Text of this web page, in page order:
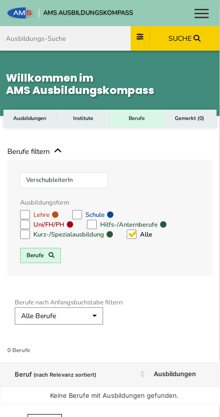
AMS AUSBILDUNGSKOMPASS
SUCHE
Willkommen im
AMS Ausbildungskompass
Ausbildungen Institute Berufe Gemerkt (0)
Berufe filtern
Beruf
Ausbildungsform
Lehre
Schule
Uni/FH/PH
Hilfs-/Anlernberufe
Kurz-/Spezialausbildung
Alle
Berufe
Berufe nach Anfangsbuchstabe filtern:
Alle Berufe
0 Berufe
Beruf (nach Relevanz sortiert) Ausbildungen
Keine Berufe mit Ausbildungen gefunden.